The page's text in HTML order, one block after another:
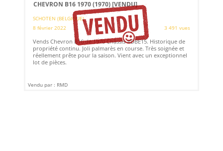
CHEVRON B16 1970 (1970)[VENDU]
SCHOTEN (BELGIQUE)
8 février 2022
3 491 vues
Vends Chevron B16 de 1970 Châssis #DBE15. Historique de
propriété continu. Joli palmarès en course. Très soignée et
réellement prête pour la saison. Vient avec un exceptionnel
lot de pièces.
Vendu par : RMD